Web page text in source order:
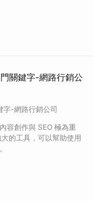
關鍵字-網路行銷公
-網路行銷公司
容創作與 SEO 極為重
的工具，可以幫助使用